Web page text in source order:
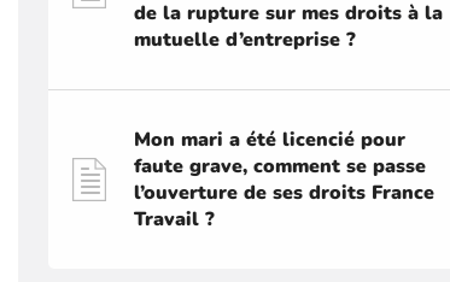
de la rupture sur mes droits à la
mutuelle d’entreprise ?
Mon mari a été licencié pour
faute grave, comment se passe
l’ouverture de ses droits France
Travail ?